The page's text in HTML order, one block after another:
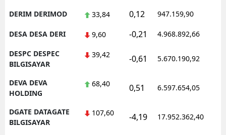
DERIM DERIMOD 33,84 0,12 947.159,90
DESA DESA DERI 9,60 -0,21 4.968.892,66
DESPC DESPEC
BILGISAYAR
39,42 -0,61 5.670.190,92
DEVA DEVA
HOLDING
68,40 0,51 6.597.654,05
DGATE DATAGATE
BILGISAYAR
107,60 -4,19 17.952.362,40